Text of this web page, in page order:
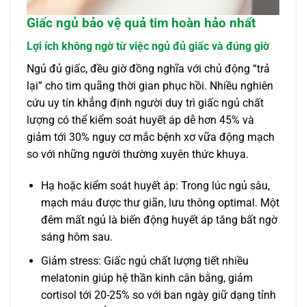
Giấc ngủ bảo vệ quả tim hoàn hảo nhất
Lợi ích không ngờ từ việc ngủ đủ giấc và đúng giờ
Ngủ đủ giấc, đều giờ đồng nghĩa với chủ động “trả
lại” cho tim quãng thời gian phục hồi. Nhiều nghiên
cứu uy tín khẳng định người duy trì giấc ngủ chất
lượng có thể kiểm soát huyết áp dễ hơn 45% và
giảm tới 30% nguy cơ mắc bệnh xơ vữa động mạch
so với những người thường xuyên thức khuya.
Hạ hoặc kiểm soát huyết áp: Trong lúc ngủ sâu,
mạch máu được thư giãn, lưu thông optimal. Một
đêm mất ngủ là biến động huyết áp tăng bất ngờ
sáng hôm sau.
Giảm stress: Giấc ngủ chất lượng tiết nhiều
melatonin giúp hệ thần kinh cân bằng, giảm
cortisol tới 20-25% so với ban ngày giữ dạng tỉnh